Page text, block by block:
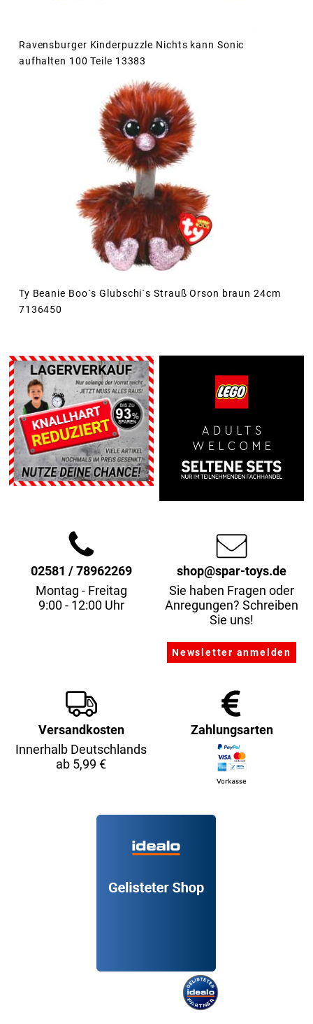
Ravensburger Kinderpuzzle Nichts kann Sonic
aufhalten 100 Teile 13383
Ty Beanie Boo´s Glubschi´s Strauß Orson braun 24cm
7136450
02581 / 78962269
Montag - Freitag
9:00 - 12:00 Uhr
shop@spar-toys.de
Sie haben Fragen oder
Anregungen? Schreiben
Sie uns!
Versandkosten
Innerhalb Deutschlands
ab 5,99 €
Zahlungsarten